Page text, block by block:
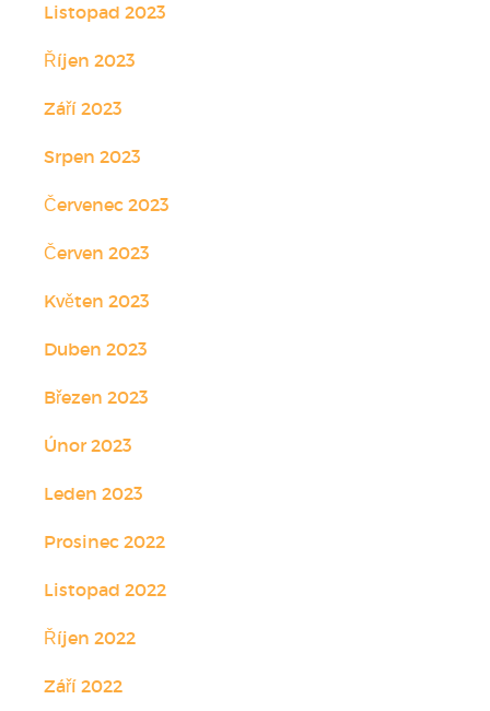
Listopad 2023
Říjen 2023
Září 2023
Srpen 2023
Červenec 2023
Červen 2023
Květen 2023
Duben 2023
Březen 2023
Únor 2023
Leden 2023
Prosinec 2022
Listopad 2022
Říjen 2022
Září 2022